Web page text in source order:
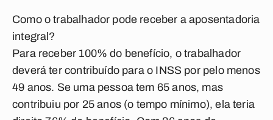
Como o trabalhador pode receber a aposentadoria
integral?
Para receber 100% do benefício, o trabalhador
deverá ter contribuído para o INSS por pelo menos
49 anos. Se uma pessoa tem 65 anos, mas
contribuiu por 25 anos (o tempo mínimo), ela teria